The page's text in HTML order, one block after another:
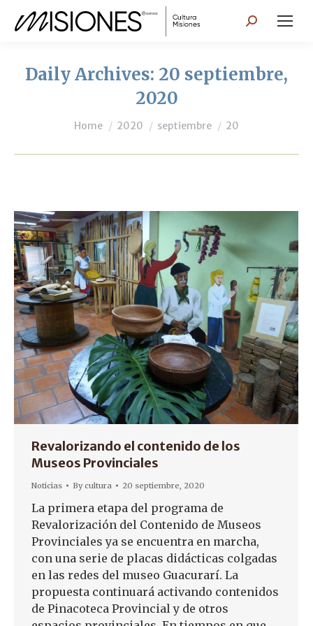
Search:
Daily Archives: 20 septiembre,
2020
You are here:
Home 2020 septiembre 20
Revalorizando el contenido de los
Museos Provinciales
Noticias Bycultura 20 septiembre, 2020
La primera etapa del programa de
Revalorización del Contenido de Museos
Provinciales ya se encuentra en marcha,
con una serie de placas didácticas colgadas
en las redes del museo Guacurarí. La
propuesta continuará activando contenidos
de Pinacoteca Provincial y de otros